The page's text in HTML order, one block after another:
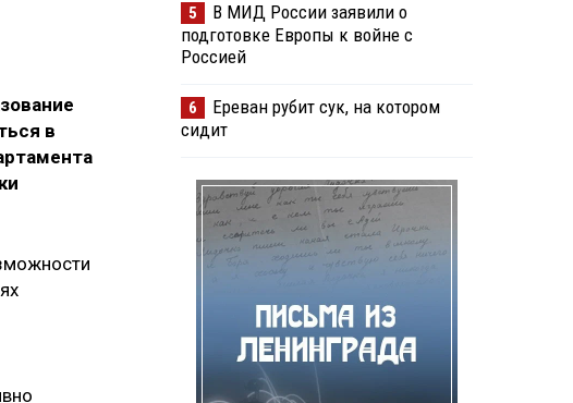
в
5
В МИД России заявили о
подготовке Европы к войне с
Россией
6
Ереван рубит сук, на котором
сидит